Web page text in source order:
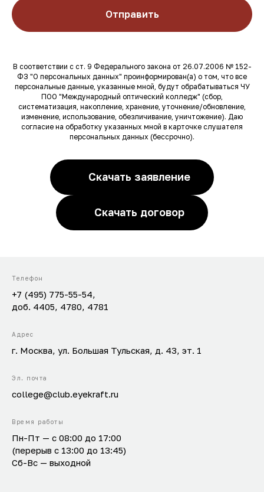
Отправить
В соответствии с ст. 9 Федерального закона от 26.07.2006 № 152-
ФЗ "О персональных данных" проинформирован(а) о том, что все
персональные данные, указанные мной, будут обрабатываться ЧУ
ПОО "Международный оптический колледж" (сбор,
систематизация, накопление, хранение, уточнение/обновление,
изменение, использование, обезличивание, уничтожение). Даю
согласие на обработку указанных мной в карточке слушателя
персональных данных (бессрочно).
Скачать заявление
Скачать договор
Телефон
+7 (495) 775-55-54,
доб. 4405, 4780, 4781
Адрес
г. Москва, ул. Большая Тульская, д. 43, эт. 1
Эл. почта
college@club.eyekraft.ru
Время работы
Пн-Пт — с 08:00 до 17:00
(перерыв с 13:00 до 13:45)
Сб-Вс — выходной